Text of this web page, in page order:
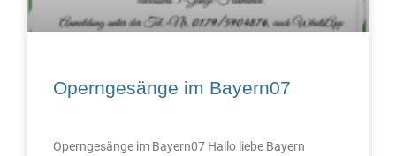
Operngesänge im Bayern07
Operngesänge im Bayern07 Hallo liebe Bayern